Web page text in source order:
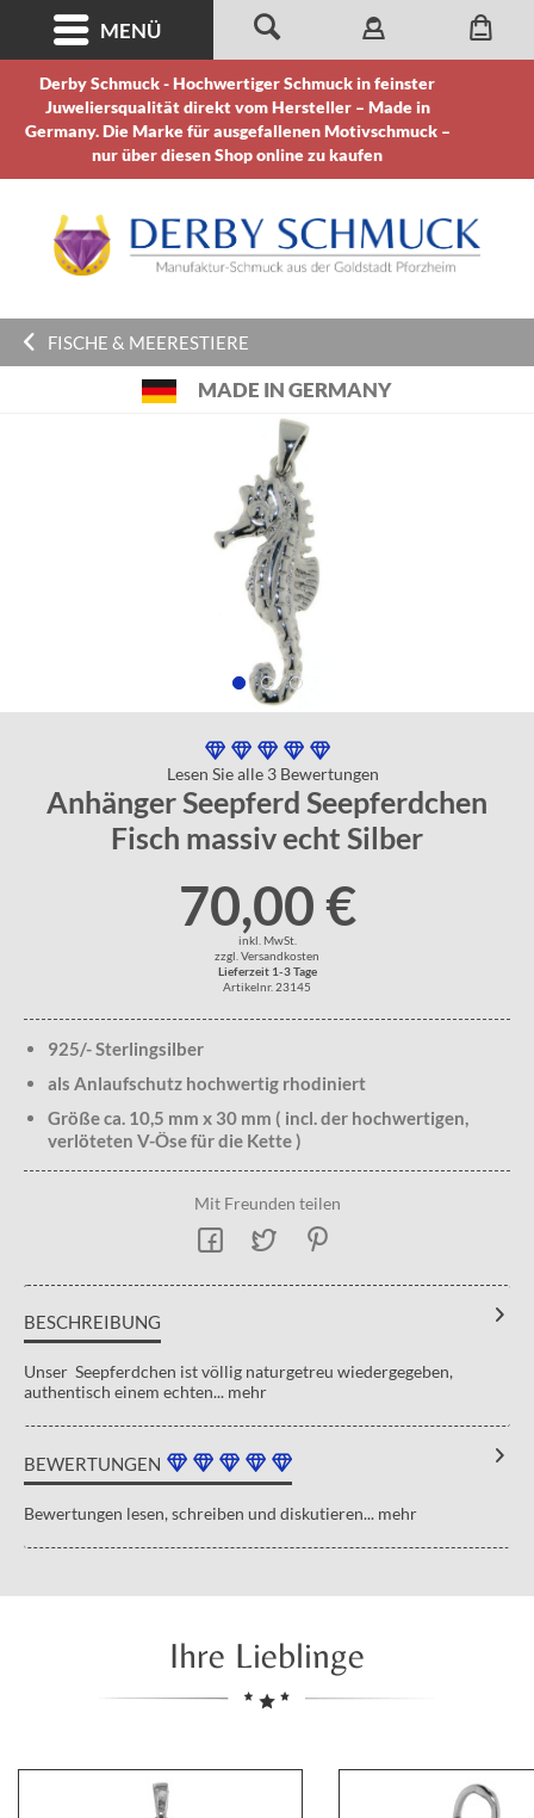
Derby Schmuck - Hochwertiger Schmuck in feinster
Juweliersqualität direkt vom Hersteller – Made in
Germany. Die Marke für ausgefallenen Motivschmuck –
nur über diesen Shop online zu kaufen
MENÜ
FISCHE & MEERESTIERE
MADE IN GERMANY
Lesen Sie alle 3 Bewertungen
Anhänger Seepferd Seepferdchen
Fisch massiv echt Silber
70,00 €
inkl. MwSt.
zzgl. Versandkosten
Lieferzeit 1-3 Tage
Artikelnr. 23145
925/- Sterlingsilber
als Anlaufschutz hochwertig rhodiniert
Größe ca. 10,5 mm x 30 mm ( incl. der hochwertigen,
verlöteten V-Öse für die Kette )
Mit Freunden teilen
BESCHREIBUNG
Unser Seepferdchen ist völlig naturgetreu wiedergegeben,
authentisch einem echten... mehr
BEWERTUNGEN
Bewertungen lesen, schreiben und diskutieren... mehr
Ihre Lieblinge